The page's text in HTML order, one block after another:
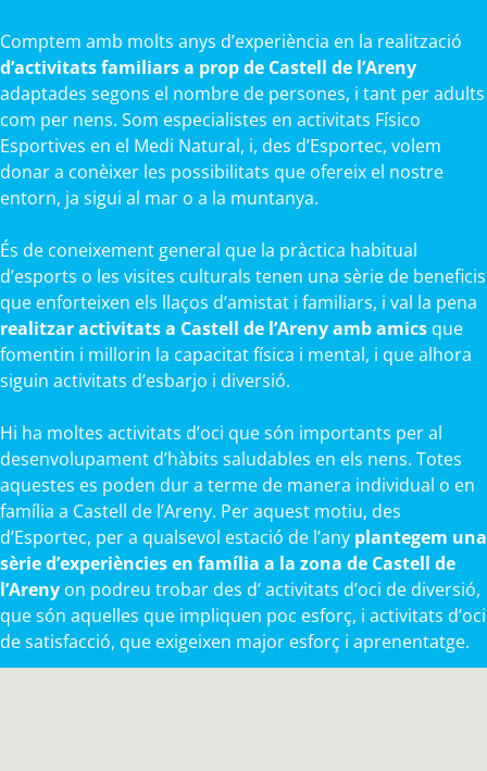
Comptem amb molts anys d’experiència en la realització
d’activitats familiars a prop de Castell de l’Areny
adaptades segons el nombre de persones, i tant per adults
com per nens. Som especialistes en activitats Físico
Esportives en el Medi Natural, i, des d’Esportec, volem
donar a conèixer les possibilitats que ofereix el nostre
entorn, ja sigui al mar o a la muntanya.
És de coneixement general que la pràctica habitual
d’esports o les visites culturals tenen una sèrie de beneficis
que enforteixen els llaços d’amistat i familiars, i val la pena
realitzar activitats a Castell de l’Areny amb amics que
fomentin i millorin la capacitat física i mental, i que alhora
siguin activitats d’esbarjo i diversió.
Hi ha moltes activitats d’oci que són importants per al
desenvolupament d’hàbits saludables en els nens. Totes
aquestes es poden dur a terme de manera individual o en
família a Castell de l’Areny. Per aquest motiu, des
d’Esportec, per a qualsevol estació de l’any plantegem una
sèrie d’experiències en família a la zona de Castell de
l’Areny on podreu trobar des d’ activitats d’oci de diversió,
que són aquelles que impliquen poc esforç, i activitats d’oci
de satisfacció, que exigeixen major esforç i aprenentatge.